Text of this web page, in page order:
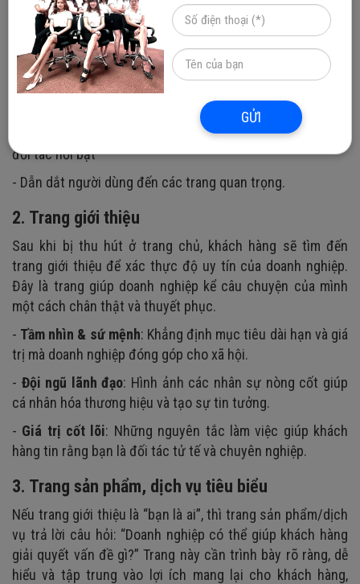
- Truyền tải rõ doanh nghiệp là ai, đang cung cấp giải pháp
- Sử dụng hình ảnh thực tế về quy mô doanh nghiệp hoặc
video giới thiệu sản phẩm chủ lực.
- Thể hiện được thế mạnh, điểm khác biệt.
- Giới thiệu dịch vụ, sản phẩm tiêu biểu, dự án, khách hàng,
đối tác nổi bật
- Dẫn dắt người dùng đến các trang quan trọng.
2. Trang giới thiệu
Sau khi bị thu hút ở trang chủ, khách hàng sẽ tìm đến
trang giới thiệu để xác thực độ uy tín của doanh nghiệp.
Đây là trang giúp doanh nghiệp kể câu chuyện của mình
một cách chân thật và thuyết phục.
- Tầm nhìn & sứ mệnh: Khẳng định mục tiêu dài hạn và giá
trị mà doanh nghiệp đóng góp cho xã hội.
- Đội ngũ lãnh đạo: Hình ảnh các nhân sự nòng cốt giúp
cá nhân hóa thương hiệu và tạo sự tin tưởng.
- Giá trị cốt lõi: Những nguyên tắc làm việc giúp khách
hàng tin rằng bạn là đối tác tử tế và chuyên nghiệp.
3. Trang sản phẩm, dịch vụ tiêu biểu
Nếu trang giới thiệu là “bạn là ai”, thì trang sản phẩm/dịch
vụ trả lời câu hỏi: “Doanh nghiệp có thể giúp khách hàng
giải quyết vấn đề gì?” Trang này cần trình bày rõ ràng, dễ
hiểu và tập trung vào lợi ích mang lại cho khách hàng,
GỬI